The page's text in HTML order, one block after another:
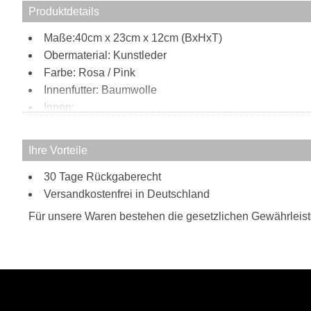
Produktdetails
Maße:40cm x 23cm x 12cm (BxHxT)
Obermaterial: Kunstleder
Farbe: Rosa / Pink
Innenfutter: Baumwolle
Innen:
Reißverschlussfach
Außen:
Reißverschlussfach
Tragweise:
Henkel
Ihre Vorteile
30 Tage Rückgaberecht
Versandkostenfrei in Deutschland
Für unsere Waren bestehen die gesetzlichen